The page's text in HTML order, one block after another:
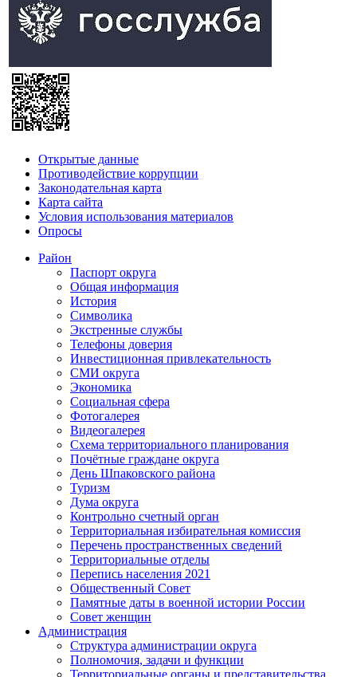
Открытые данные
Противодействие коррупции
Законодательная карта
Карта сайта
Условия использования материалов
Опросы
Район
Паспорт округа
Общая информация
История
Символика
Экстренные службы
Телефоны доверия
Инвестиционная привлекательность
СМИ округа
Экономика
Социальная сфера
Фотогалерея
Видеогалерея
Схема территориального планирования
Почётные граждане округа
День Шпаковского района
Туризм
Дума округа
Контрольно счетный орган
Территориальная избирательная комиссия
Перечень пространственных сведений
Территориальные отделы
Перепись населения 2021
Общественный Совет
Памятные даты в военной истории России
Совет женщин
Администрация
Структура администрации округа
Полномочия, задачи и функции
Территориальные органы и представительства